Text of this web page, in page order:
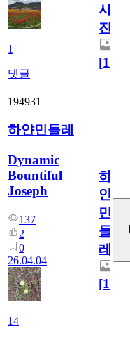
1
댓글
사
진
[1]
194931
하얀민들레
Dynamic
Bountiful
Joseph
137
2
0
26.04.04
14
하
얀
민
들
레
[14